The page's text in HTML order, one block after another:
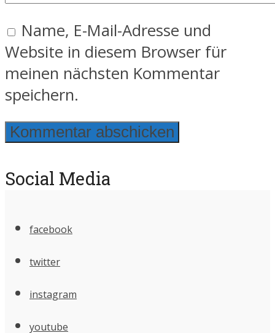
Name, E-Mail-Adresse und
Website in diesem Browser für
meinen nächsten Kommentar
speichern.
Social Media
facebook
twitter
instagram
youtube